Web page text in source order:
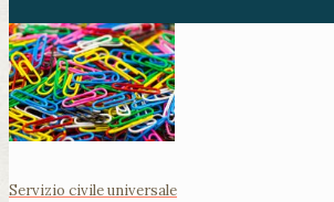
Servizio civile universale